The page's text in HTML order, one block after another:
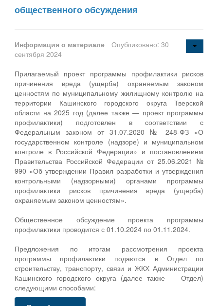
общественного обсуждения
Информация о материале
Опубликовано: 30
сентября 2024
Прилагаемый проект программы профилактики рисков
причинения вреда (ущерба) охраняемым законом
ценностям по муниципальному жилищному контролю на
территории Кашинского городского округа Тверской
области на 2025 год (далее также — проект программы
профилактики) подготовлен в соответствии с
Федеральным законом от 31.07.2020 № 248-ФЗ «О
государственном контроле (надзоре) и муниципальном
контроле в Российской Федерации» и постановлением
Правительства Российской Федерации от 25.06.2021 №
990 «Об утверждении Правил разработки и утверждения
контрольными (надзорными) органами программы
профилактики рисков причинения вреда (ущерба)
охраняемым законом ценностям».
Общественное обсуждение проекта программы
профилактики проводится с 01.10.2024 по 01.11.2024.
Предложения по итогам рассмотрения проекта
программы профилактики подаются в Отдел по
строительству, транспорту, связи и ЖКХ Администрации
Кашинского городского округа (далее также — Отдел)
следующими способами: